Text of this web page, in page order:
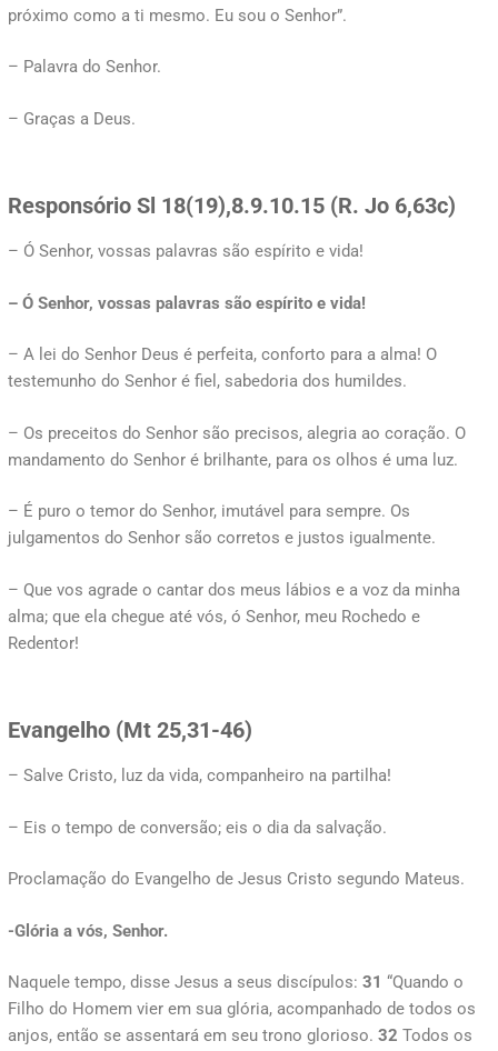
próximo como a ti mesmo. Eu sou o Senhor”.
– Palavra do Senhor.
– Graças a Deus.
Responsório Sl 18(19),8.9.10.15 (R. Jo 6,63c)
– Ó Senhor, vossas palavras são espírito e vida!
– Ó Senhor, vossas palavras são espírito e vida!
– A lei do Senhor Deus é perfeita, conforto para a alma! O
testemunho do Senhor é fiel, sabedoria dos humildes.
– Os preceitos do Senhor são precisos, alegria ao coração. O
mandamento do Senhor é brilhante, para os olhos é uma luz.
– É puro o temor do Senhor, imutável para sempre. Os
julgamentos do Senhor são corretos e justos igualmente.
– Que vos agrade o cantar dos meus lábios e a voz da minha
alma; que ela chegue até vós, ó Senhor, meu Rochedo e
Redentor!
Evangelho (Mt 25,31-46)
– Salve Cristo, luz da vida, companheiro na partilha!
– Eis o tempo de conversão; eis o dia da salvação.
Proclamação do Evangelho de Jesus Cristo segundo Mateus.
-Glória a vós, Senhor.
Naquele tempo, disse Jesus a seus discípulos: 31 “Quando o
Filho do Homem vier em sua glória, acompanhado de todos os
anjos, então se assentará em seu trono glorioso. 32 Todos os